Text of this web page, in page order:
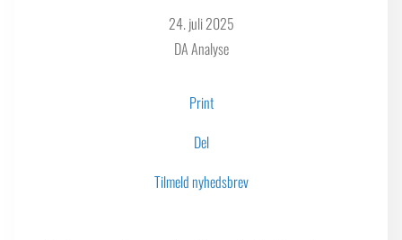
LOGIN FOR MEDLEMSORGANISATIONER
24. juli 2025
DA Analyse
Print
Del
Tilmeld nyhedsbrev